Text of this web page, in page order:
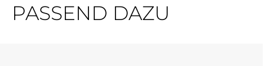
PASSEND DAZU